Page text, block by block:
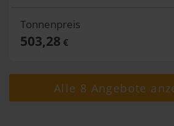
Tonnenpreis
503,28 €
Alle 8 Angebote